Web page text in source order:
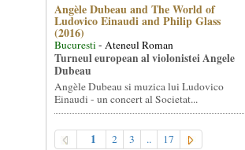
Angèle Dubeau and The World of
Ludovico Einaudi and Philip Glass
(2016)
Bucuresti- Ateneul Roman
Turneul european al violonistei Angele
Dubeau
Angèle Dubeau si muzica lui Ludovico
Einaudi - un concert al Societat...
1 2 3 .. 17